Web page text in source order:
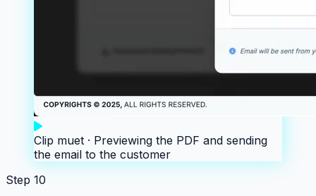
Clip muet · Previewing the PDF and sending
the email to the customer
Step 10